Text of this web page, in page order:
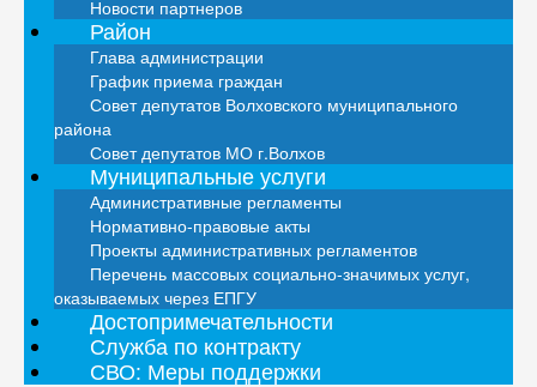
Новости партнеров
Район
Глава администрации
График приема граждан
Совет депутатов Волховского муниципального
района
Совет депутатов МО г.Волхов
Муниципальные услуги
Административные регламенты
Нормативно-правовые акты
Проекты административных регламентов
Перечень массовых социально-значимых услуг,
оказываемых через ЕПГУ
Достопримечательности
Служба по контракту
СВО: Меры поддержки